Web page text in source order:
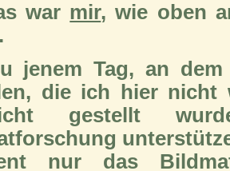
war mir, wie oben
jenem Tag, an
die ich hier nicht
gestellt
nur das